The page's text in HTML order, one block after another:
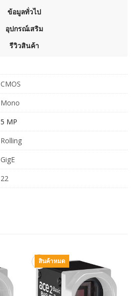
ข้อมูลทั่วไป
อุปกรณ์เสริม
รีวิวสินค้า
CMOS
Mono
5 MP
Rolling
GigE
22
สินค้าหมด